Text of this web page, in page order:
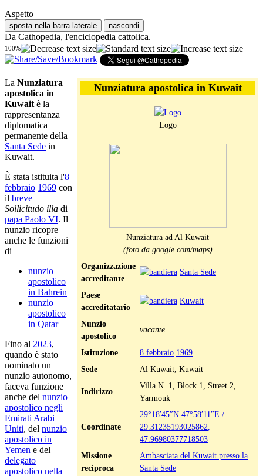
Aspetto
sposta nella barra laterale nascondi
Da Cathopedia, l'enciclopedia cattolica.
100%
Nunziatura apostolica in Kuwait
Logo
Nunziatura ad Al Kuwait
(foto da google.com/maps)
Organizzazione
accreditante
Santa Sede
Paese
accreditatario
Kuwait
Nunzio
apostolico
vacante
Istituzione 8 febbraio 1969
Sede
Al Kuwait, Kuwait
Indirizzo
Villa N. 1, Block 1, Street 2,
Yarmouk
Coordinate
29°18′45″N 47°58′11″E /
29.31235193025862
47.96980377718503
Missione
reciproca
Ambasciata del Kuwait presso la
Santa Sede
La Nunziatura
apostolica in
Kuwait è la
rappresentanza
diplomatica
permanente della
Santa Sede in
Kuwait.
È stata istituita l'8
febbraio 1969 con
il breve
Sollicitudo illa di
papa Paolo VI. Il
nunzio ricopre
anche le funzioni
di
nunzio
apostolico
in Bahrein
nunzio
apostolico
in Qatar
Fino al 2023,
quando è stato
nominato un
nunzio autonomo,
faceva funzione
anche del nunzio
apostolico negli
Emirati Arabi
Uniti, del nunzio
apostolico in
Yemen e del
delegato
apostolico nella